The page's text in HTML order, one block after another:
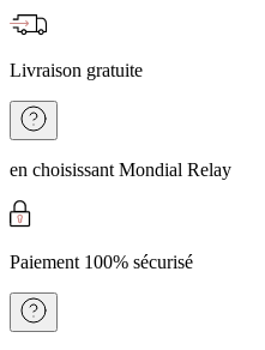
Livraison gratuite
en choisissant Mondial Relay
Paiement 100% sécurisé